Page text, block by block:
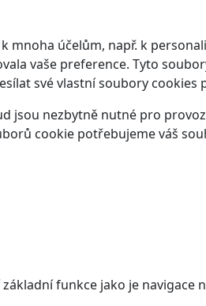
účelům, např. k
vaše preference. Tyto
své vlastní soubory
jsou nezbytně nutné pro
cookie potřebujeme váš
funkce jako je